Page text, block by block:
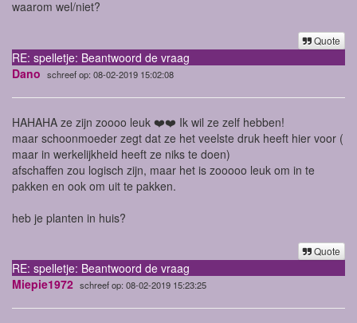
waarom wel/niet?
Quote
RE: spelletje: Beantwoord de vraag
Dano schreef op: 08-02-2019 15:02:08
HAHAHA ze zijn zoooo leuk ❤️❤️ Ik wil ze zelf hebben!
maar schoonmoeder zegt dat ze het veelste druk heeft hier voor (
maar in werkelijkheid heeft ze niks te doen)
afschaffen zou logisch zijn, maar het is zooooo leuk om in te
pakken en ook om uit te pakken.
heb je planten in huis?
Quote
RE: spelletje: Beantwoord de vraag
Miepie1972 schreef op: 08-02-2019 15:23:25